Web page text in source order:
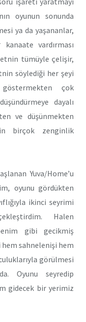
oyunun sonunda
ya da yaşananlar,
vardırması
tümüyle çelişir,
söylediği her şeyi
çok
dayalı
ve düşünmekten
birçok zenginlik
Yuva/Home’u
oyunu gördükten
ikinci seyrimi
Halen
gibi gecikmiş
sahnelenişi hem
görülmesi
Oyunu seyredip
gidecek bir yerimiz